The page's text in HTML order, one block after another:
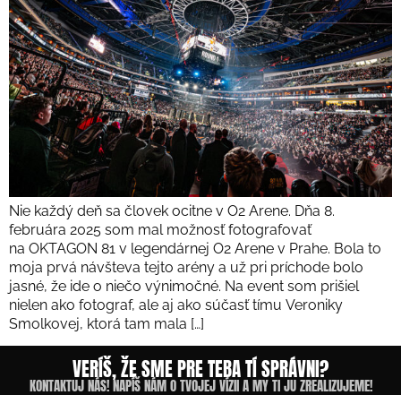
Nie každý deň sa človek ocitne v O2 Arene. Dňa 8.
februára 2025 som mal možnosť fotografovať
na OKTAGON 81 v legendárnej O2 Arene v Prahe. Bola to
moja prvá návšteva tejto arény a už pri príchode bolo
jasné, že ide o niečo výnimočné. Na event som prišiel
nielen ako fotograf, ale aj ako súčasť tímu Veroniky
Smolkovej, ktorá tam mala […]
VERÍŠ, ŽE SME PRE TEBA TÍ SPRÁVNI?
KONTAKTUJ NÁS! NAPÍŠ NÁM O TVOJEJ VÍZII A MY TI JU ZREALIZUJEME!